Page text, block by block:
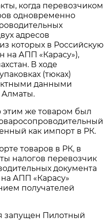
когда перевозчиком
одновременно
адресов
которых в Российскую
на АПП «Карасу»),
В ходе
(тюках)
данными
Алматы.
этим же товаром был
как импорт в РК.
товаров в РК, в
налогов перевозчик
документа
АПП «Карасу»
получателей
запущен Пилотный